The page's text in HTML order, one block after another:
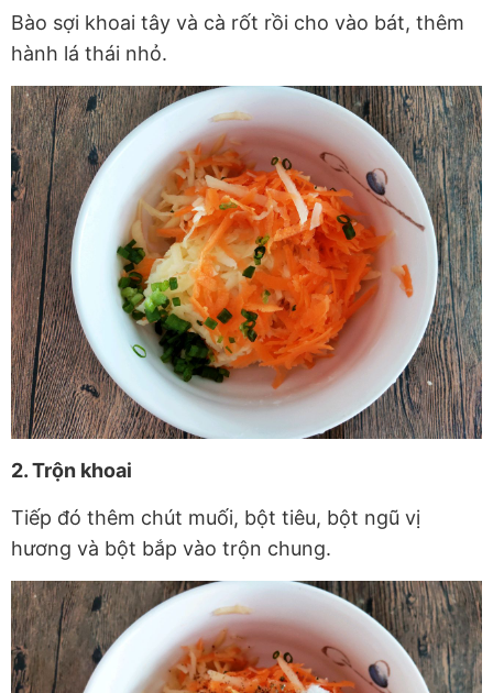
Bào sợi khoai tây và cà rốt rồi cho vào bát, thêm
hành lá thái nhỏ.
2. Trộn khoai
Tiếp đó thêm chút muối, bột tiêu, bột ngũ vị
hương và bột bắp vào trộn chung.